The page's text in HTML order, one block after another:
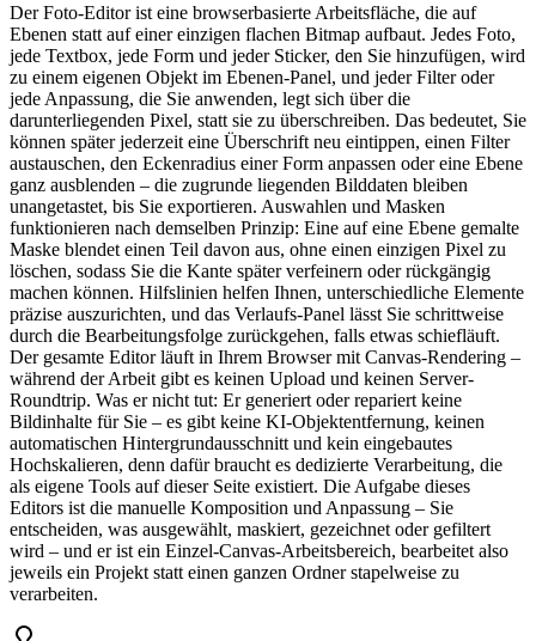
Der Foto-Editor ist eine browserbasierte Arbeitsfläche, die auf
Ebenen statt auf einer einzigen flachen Bitmap aufbaut. Jedes Foto,
jede Textbox, jede Form und jeder Sticker, den Sie hinzufügen, wird
zu einem eigenen Objekt im Ebenen-Panel, und jeder Filter oder
jede Anpassung, die Sie anwenden, legt sich über die
darunterliegenden Pixel, statt sie zu überschreiben. Das bedeutet, Sie
können später jederzeit eine Überschrift neu eintippen, einen Filter
austauschen, den Eckenradius einer Form anpassen oder eine Ebene
ganz ausblenden – die zugrunde liegenden Bilddaten bleiben
unangetastet, bis Sie exportieren. Auswahlen und Masken
funktionieren nach demselben Prinzip: Eine auf eine Ebene gemalte
Maske blendet einen Teil davon aus, ohne einen einzigen Pixel zu
löschen, sodass Sie die Kante später verfeinern oder rückgängig
machen können. Hilfslinien helfen Ihnen, unterschiedliche Elemente
präzise auszurichten, und das Verlaufs-Panel lässt Sie schrittweise
durch die Bearbeitungsfolge zurückgehen, falls etwas schiefläuft.
Der gesamte Editor läuft in Ihrem Browser mit Canvas-Rendering –
während der Arbeit gibt es keinen Upload und keinen Server-
Roundtrip. Was er nicht tut: Er generiert oder repariert keine
Bildinhalte für Sie – es gibt keine KI-Objektentfernung, keinen
automatischen Hintergrundausschnitt und kein eingebautes
Hochskalieren, denn dafür braucht es dedizierte Verarbeitung, die
als eigene Tools auf dieser Seite existiert. Die Aufgabe dieses
Editors ist die manuelle Komposition und Anpassung – Sie
entscheiden, was ausgewählt, maskiert, gezeichnet oder gefiltert
wird – und er ist ein Einzel-Canvas-Arbeitsbereich, bearbeitet also
jeweils ein Projekt statt einen ganzen Ordner stapelweise zu
verarbeiten.